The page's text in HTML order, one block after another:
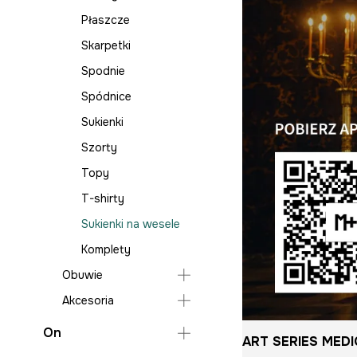
Płaszcze
Skarpetki
Spodnie
Spódnice
Sukienki
Szorty
Topy
T-shirty
Sukienki na wesele
Komplety
Obuwie
Lifestyle i trampki
Akcesoria
On
ART SERIES